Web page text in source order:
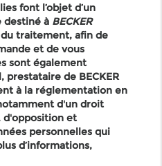
font l’objet d’un
àBECKER
traitement, afin de
et de vous
sont également
prestataire de BECKER
à la réglementation en
d'un droit
d'opposition et
personnelles qui
d’informations,